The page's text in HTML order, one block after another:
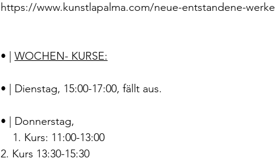
https://www.kunstlapalma.com/neue-entstandene-werke
• | WOCHEN- KURSE:
• | Dienstag, 15:00-17:00, fällt aus.
• | Donnerstag,
1. Kurs: 11:00-13:00
2. Kurs 13:30-15:30